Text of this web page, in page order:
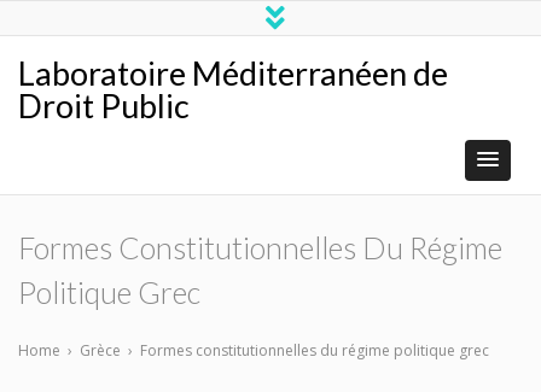
Laboratoire Méditerranéen de
Droit Public
Formes Constitutionnelles Du Régime
Politique Grec
Home › Grèce › Formes constitutionnelles du régime politique grec